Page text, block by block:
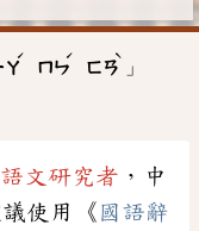
ㄚ
ˊ
ㄇㄣ
ˊ
ㄈㄢ
ˋ
」
文研究者 ，中
使用《 國語辭